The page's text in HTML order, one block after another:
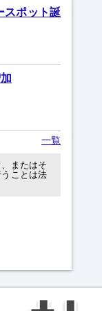
スポット誕
一覧
またはそ
ことは法